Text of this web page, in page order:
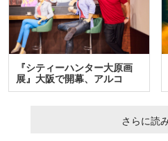
『シティーハンター大原画
展』大阪で開幕、アルコ
＆…
さらに読